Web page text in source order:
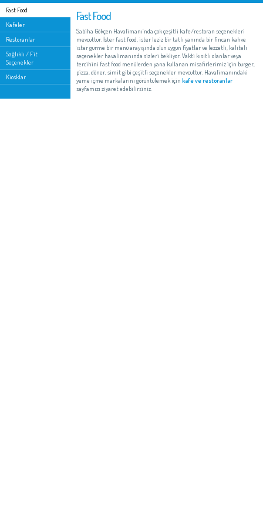
Fast Food
Kafeler
Restoranlar
Sağlıklı / Fit
Seçenekler
Kiosklar